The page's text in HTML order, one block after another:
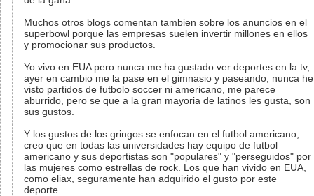
Muchos otros blogs comentan tambien sobre los anuncios en el
superbowl porque las empresas suelen invertir millones en ellos
y promocionar sus productos.
Yo vivo en EUA pero nunca me ha gustado ver deportes en la tv,
ayer en cambio me la pase en el gimnasio y paseando, nunca he
visto partidos de futbolo soccer ni americano, me parece
aburrido, pero se que a la gran mayoria de latinos les gusta, son
sus gustos.
Y los gustos de los gringos se enfocan en el futbol americano,
creo que en todas las universidades hay equipo de futbol
americano y sus deportistas son "populares" y "perseguidos" por
las mujeres como estrellas de rock. Los que han vivido en EUA,
como eliax, seguramente han adquirido el gusto por este
deporte.